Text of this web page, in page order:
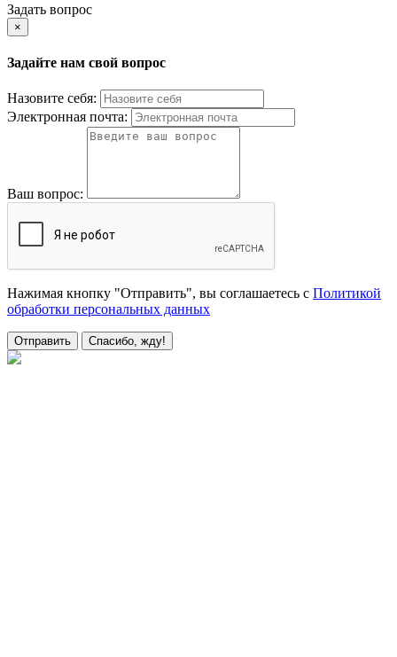
Задать вопрос
×
Задайте нам свой вопрос
Назовите себя:
Электронная почта:
Ваш вопрос:
Нажимая кнопку "Отправить", вы соглашаетесь с Политикой
обработки персональных данных
Отправить Спасибо, жду!